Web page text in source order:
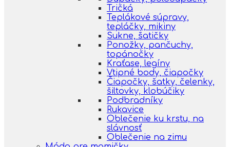
Tričká
Teplákové súpravy,
tepláčky, mikiny
Sukne, šatičky
Ponožky, pančuchy,
topánočky
Kraťase, legíny
Vtipné body, čiapočky
Čiapočky, šatky, čelenky,
šiltovky, klobúčiky
Podbradníky
Rukavice
Oblečenie ku krstu, na
slávnosť
Oblečenie na zimu